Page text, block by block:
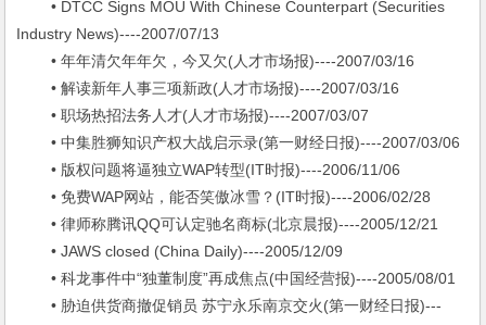
• DTCC Signs MOU With Chinese Counterpart (Securities
Industry News)----2007/07/13
• 年年清欠年年欠，今又欠(人才市场报)----2007/03/16
• 解读新年人事三项新政(人才市场报)----2007/03/16
• 职场热招法务人才(人才市场报)----2007/03/07
• 中集胜狮知识产权大战启示录(第一财经日报)----2007/03/06
• 版权问题将逼独立WAP转型(IT时报)----2006/11/06
• 免费WAP网站，能否笑傲冰雪？(IT时报)----2006/02/28
• 律师称腾讯QQ可认定驰名商标(北京晨报)----2005/12/21
• JAWS closed (China Daily)----2005/12/09
• 科龙事件中“独董制度”再成焦点(中国经营报)----2005/08/01
• 胁迫供货商撤促销员 苏宁永乐南京交火(第一财经日报)---